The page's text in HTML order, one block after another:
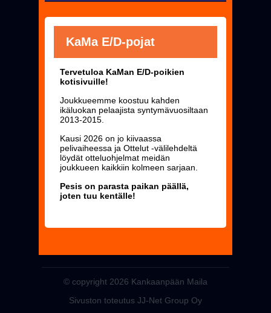
KaMa E/D-pojat
Tervetuloa KaMan E/D-poikien
kotisivuille!
Joukkueemme koostuu kahden
ikäluokan pelaajista syntymävuosiltaan
2013-2015.
Kausi 2026 on jo kiivaassa
pelivaiheessa ja Ottelut -välilehdeltä
löydät otteluohjelmat meidän
joukkueen kaikkiin kolmeen sarjaan.
Pesis on parasta paikan päällä,
joten tuu kentälle!
© copyright 2026 Kankaanpään Maila
Sivuston toteutus JJ-Net Group Oy